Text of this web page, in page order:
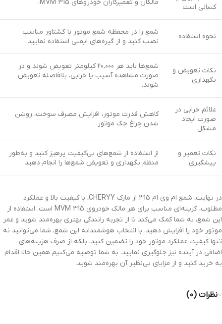
کسانی است
مالکان و تعمیرکاران خودروهای MVM 315.
نحوه استفاده
شمع را در محفظه شمع موتور با گشتاور مناسب
نصب کنید و از گیره‌های ایمنی استفاده نمایید.
نکات تعویض و
نگهداری
شمع‌ها باید هر ۲۰,۰۰۰ کیلومتر تعویض شوند و در
صورت مشاهده آسیب یا خرابی، بلافاصله تعویض
شوند.
علائم خرابی در
صورت ایجاد
مشکل
کاهش قدرت موتور، افزایش مصرف سوخت، روشن
شدن چراغ چک موتور.
نکات تعمیر و
پیشگیری
از استفاده از شمع‌های بی‌کیفیت پرهیز کنید و به‌طور
منظم نگهداری و تعویض شمع‌ها را انجام دهید.
در نهایت، شمع ام وی ام 315 از مارک CHERYY، با کیفیت بالا و عملکرد
مطلوب، گزینه‌ای مناسب برای هر مالک خودروی MVM 315 است. استفاده از
این شمع، به شما کمک می‌کند تا از تجربه رانندگی بهتری بهره‌مند شوید و عمر
موتور خود را افزایش دهید. با انتخاب هوشمندانه این شمع، شما می‌توانید نه
تنها کیفیت عملکرد موتور خود را تضمین کنید، بلکه از صرف هزینه‌های
اضافی در آینده نیز جلوگیری نمایید. به شما توصیه می‌کنیم همین حالا اقدام
به خرید کنید و از مزایای بی‌نظیر آن بهره‌مند شوید.
نظرات (0)